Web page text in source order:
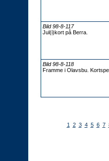
Bild 98-8-117
Jul(i)kort på Berra.
Bild 98-8-118
Framme i Olavsbu.
1 2 3 4 5 6 7